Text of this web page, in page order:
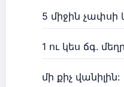
5 միջին չափսի
1 ու կես ճգ. մեղր
մի քիչ վանիլին: